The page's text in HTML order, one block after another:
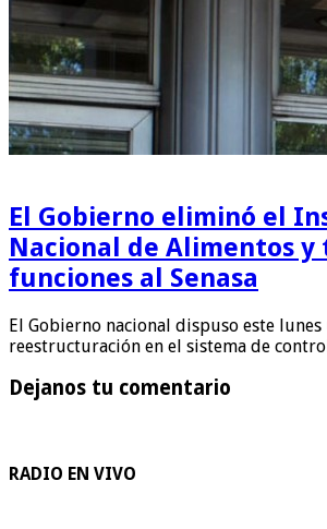
El Gobierno eliminó el
Nacional de Alimentos y
funciones al Senasa
El Gobierno nacional dispuso este lunes
reestructuración en el sistema de
Dejanos tu comentario
RADIO EN VIVO